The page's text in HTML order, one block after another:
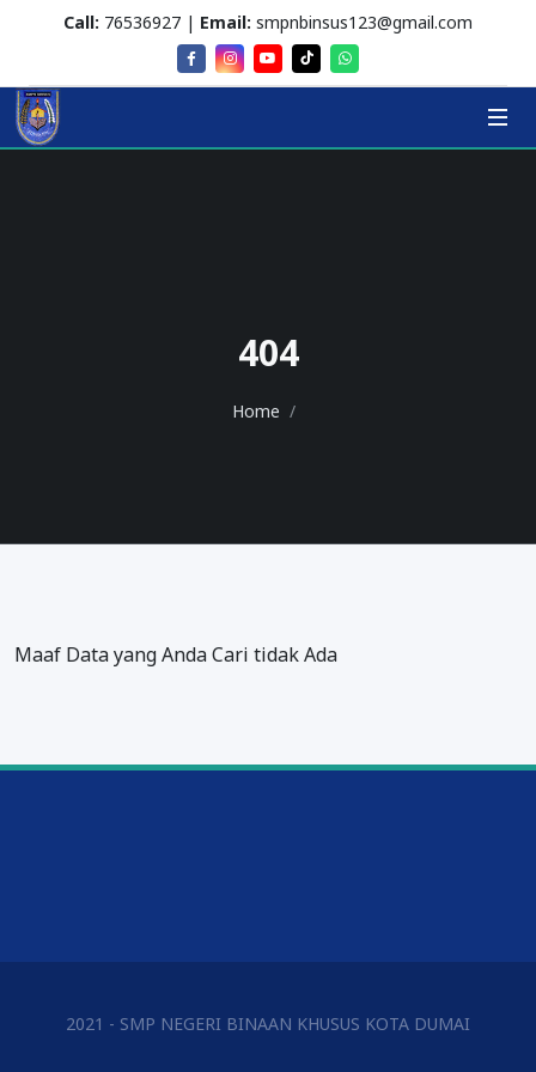
Call: 76536927 | Email: smpnbinsus123@gmail.com
404
Home
Maaf Data yang Anda Cari tidak Ada
2021 - SMP NEGERI BINAAN KHUSUS KOTA DUMAI